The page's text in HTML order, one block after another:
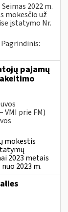
2022 m.
mokesčio už
įstatymo Nr.
Pagrindinis:
pajamų
prie FM)
mokestis
2023 metais
2023 m.